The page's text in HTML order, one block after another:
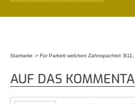
Startseite Für Parkett welchen Zahnspachtel:
AUF DAS